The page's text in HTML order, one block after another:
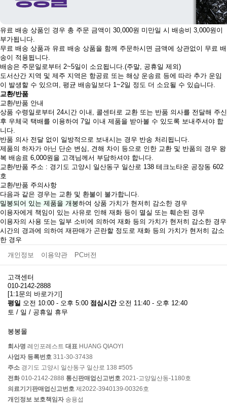
유료 배송 상품인 경우 총 주문 금액이 30,000원 미만일 시 배송비 3,000원이
부가됩니다.
무료 배송 상품과 유료 배송 상품을 함께 주문하시면 금액에 상관없이 무료 배
송이 적용됩니다.
배송은 주문일로부터 2~5일이 소요됩니다.(주말, 공휴일 제외)
도서산간 지역 및 제주 지역은 항공료 또는 해상 운송료 등에 따라 추가 운임
이 발생할 수 있으며, 평균 배송일보다 1~2일 정도 더 소요될 수 있습니다.
교환/반품
교환/반품 안내
상품 수령일로부터 24시간 이내, 콜센터로 교환 또는 반품 의사를 전달해 주신
후 우체국 택배를 이용하여 7일 이내 제품을 받아볼 수 있도록 보내주셔야 합
니다.
반품 의사 전달 없이 일방적으로 보내시는 경우 반송 처리됩니다.
제품의 하자가 아닌 단순 변심, 견해 차이 등으로 인한 교환 및 반품의 경우 왕
복 배송료 6,000원을 고객님께서 부담하셔야 합니다.
교환/반품 주소 : 경기도 고양시 일산동구 일산로 138 테크노타운 공장동 602
호
교환/반품 주의사항
다음과 같은 경우는 교환 및 환불이 불가합니다.
밀봉되어 있는 제품을 개봉하여 상품 가치가 현저히 감소한 경우
이용자에게 책임이 있는 사유로 인해 재화 등이 멸실 또는 훼손된 경우
이용자의 사용 또는 일부 소비에 의하여 재화 등의 가치가 현저히 감소한 경우
시간의 경과에 의하여 재판매가 곤란할 정도로 재화 등의 가치가 현저히 감소
한 경우
개인정보
이용약관 PC버전
고객센터
010-2142-2888
[1:1문의 바로가기]
평일 오전 10:00 - 오후 5:00 점심시간오전 11:40 - 오후 12:40
토 / 일 / 공휴일 휴무
봉봉몰
회사명 레인포레스트 대표 HUANG QIAOYI
사업자 등록번호 311-30-37438
주소 경기도 고양시 일산동구 일산로 138 #505
전화 010-2142-2888 통신판매업신고번호 2021-고양일산동-1180호
의료기기판매업신고번호 제2022-3940139-00326호
개인정보 보호책임자 송용섭